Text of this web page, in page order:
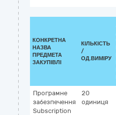
КОНКРЕТНА
НАЗВА
ПРЕДМЕТА
ЗАКУПІВЛІ
КІЛЬКІСТЬ
/
ОД.ВИМІРУ
Програмне
забезпечення
Subscription
20
одиниця